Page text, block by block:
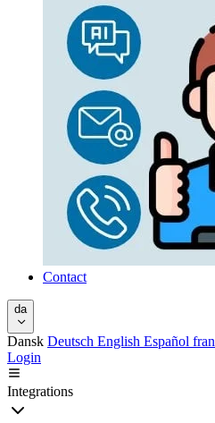
Contact
da
Dansk Deutsch English Español
Login
Integrations